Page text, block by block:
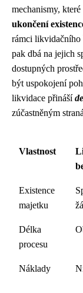
mechanismy,
ukončení
rámci
pak dbá na jejich
dostupných
být uspokojení
likvidace přináší
zúčastněným
Vlastnost
Existence
majetku
Délka
procesu
Náklady